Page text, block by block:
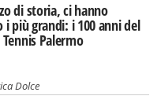
di storia, ci hanno
i più grandi: i 100 anni del
Palermo
Dolce